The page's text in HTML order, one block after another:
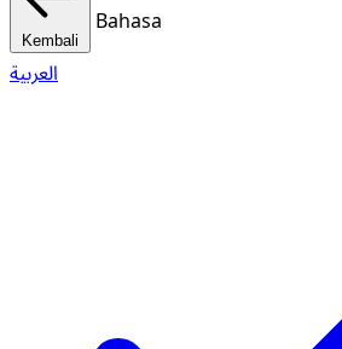
Kembali
Bahasa
العربية